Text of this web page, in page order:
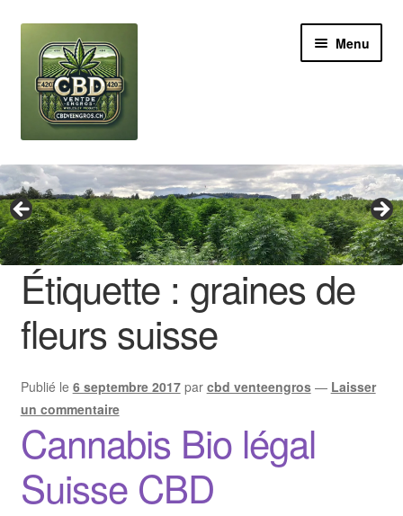
navigation
contenu
Menu
Revendeur
Grossiste Cannabis CBD
Huile de CBD
Boutures de CBD
Brands
Contact
Étiquette : graines de
fleurs suisse
Publié le 6 septembre 2017 par cbd venteengros — Laisser
un commentaire
Cannabis Bio légal
Suisse CBD